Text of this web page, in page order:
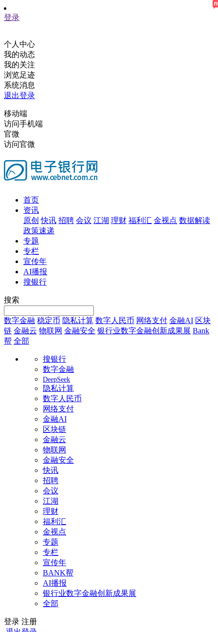
登录
个人中心
我的动态
我的关注
浏览足迹
系统消息
退出登录
移动端
访问手机端
官微
访问官微
首页
资讯
原创 快讯 招聘 会议 江湖 理财 福利汇 金视点 数据解读
政策速递
专题
专栏
宣传年
AI播报
搜银行
搜索
数字金融 稳定币 隐私计算 数字人民币 网络支付 金融AI 区块
链 金融云 物联网 金融安全 银行业数字金融创新成果展 Bank
帮 全部
搜银行
数字金融
DeepSeek
隐私计算
数字人民币
网络支付
金融AI
区块链
金融云
物联网
金融安全
快讯
招聘
会议
江湖
理财
福利汇
金视点
专题
专栏
宣传年
BANK帮
AI播报
银行业数字金融创新成果展
全部
登录 注册